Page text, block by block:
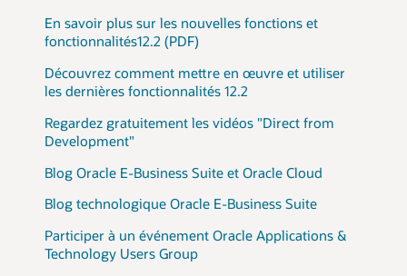
En savoir plus sur les nouvelles fonctions et
fonctionnalités12.2 (PDF)
Découvrez comment mettre en œuvre et utiliser
les dernières fonctionnalités 12.2
Regardez gratuitement les vidéos "Direct from
Development"
Blog Oracle E-Business Suite et Oracle Cloud
Blog technologique Oracle E-Business Suite
Participer à un événement Oracle Applications &
Technology Users Group